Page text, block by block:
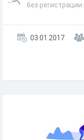
без
03.01.2017